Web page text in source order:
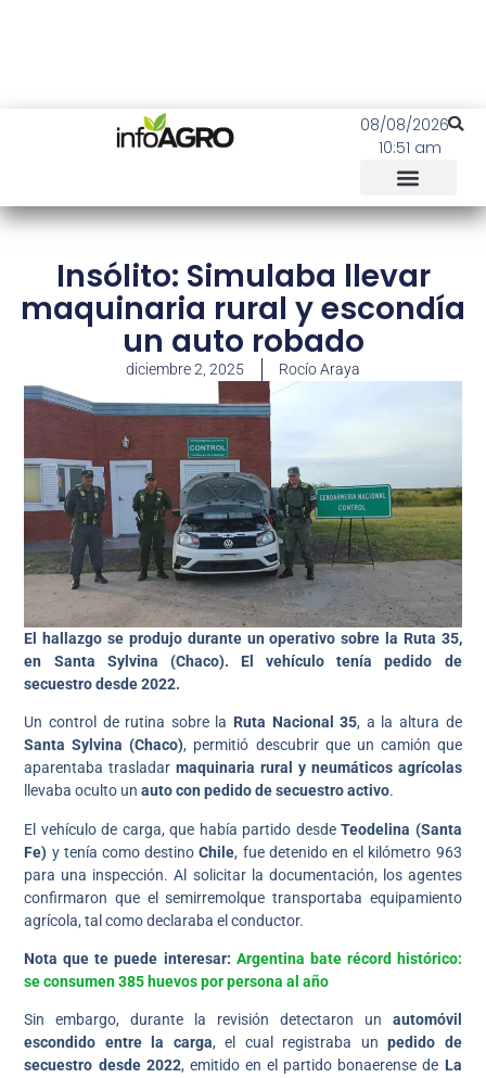
08/08/2026
10:51 am
Insólito: Simulaba llevar
maquinaria rural y escondía
un auto robado
diciembre 2, 2025 Rocío Araya
El hallazgo se produjo durante un operativo sobre la Ruta 35,
en Santa Sylvina (Chaco). El vehículo tenía pedido de
secuestro desde 2022.
Un control de rutina sobre la Ruta Nacional 35, a la altura de
Santa Sylvina (Chaco), permitió descubrir que un camión que
aparentaba trasladarmaquinaria rural y neumáticos agrícolas
llevaba oculto unauto con pedido de secuestro activo.
El vehículo de carga, que había partido desdeTeodelina (Santa
Fe) y tenía como destinoChile, fue detenido en el kilómetro 963
para una inspección. Al solicitar la documentación, los agentes
confirmaron que el semirremolque transportaba equipamiento
agrícola, tal como declaraba el conductor.
Nota que te puede interesar: Argentina bate récord histórico:
se consumen 385 huevos por persona al año
Sin embargo, durante la revisión detectaron un automóvil
escondido entre la carga, el cual registraba unpedido de
secuestro desde 2022, emitido en el partido bonaerense de La